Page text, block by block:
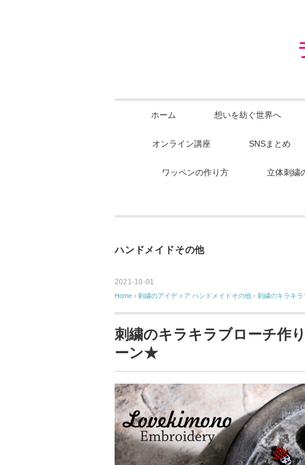
ホーム 想いを紡ぐ世界へ
オンライン講座 SNSまとめ
ワッペンの作り方 立体刺繍
ハンドメイドその他
2021-10-01
Home › 刺繍のアイディア ハンドメイドその他 › 刺繍のキラキ
刺繍のキラキラブローチ作
ーン★